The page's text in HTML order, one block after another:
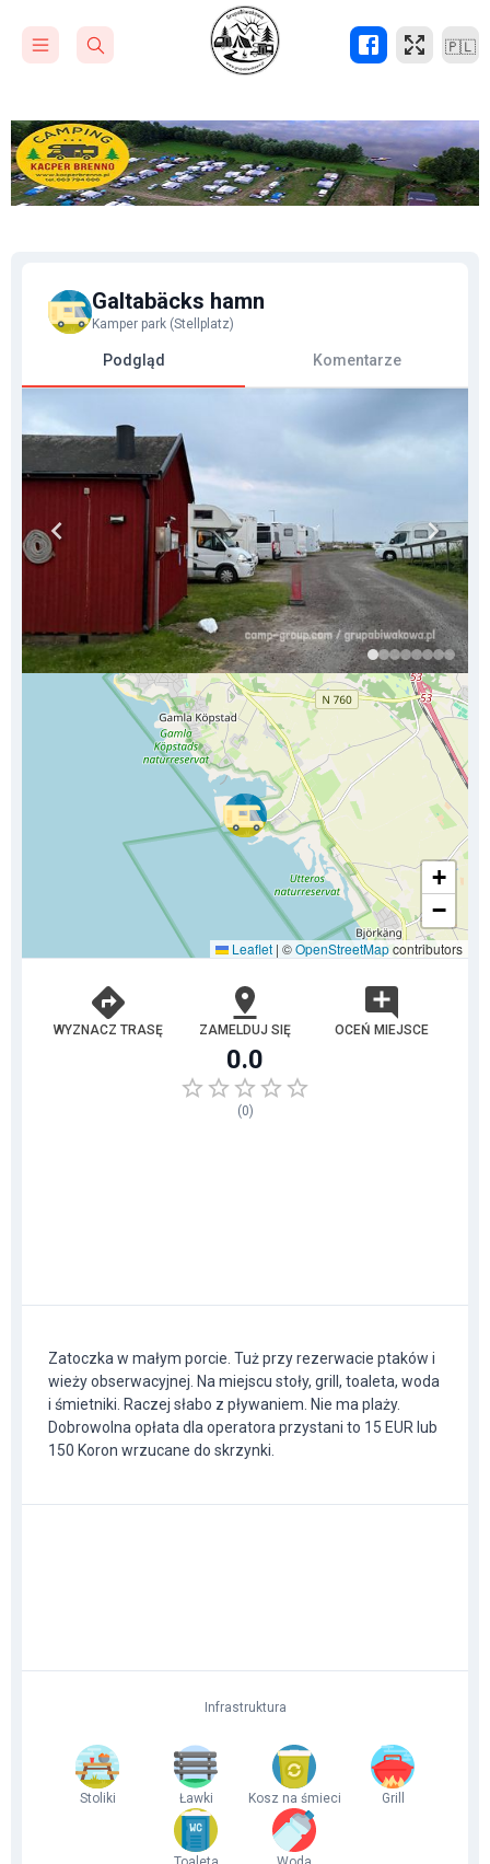
🇵🇱
Galtabäcks hamn
Kamper park (Stellplatz)
Podgląd Komentarze
+
−
Leaflet | ©OpenStreetMapcontributors
WYZNACZ TRASĘ ZAMELDUJ SIĘ OCEŃ MIEJSCE
0.0
(0)
Zatoczka w małym porcie. Tuż przy rezerwacie ptaków i
wieży obserwacyjnej. Na miejscu stoły, grill, toaleta, woda
i śmietniki. Raczej słabo z pływaniem. Nie ma plaży.
Dobrowolna opłata dla operatora przystani to 15 EUR lub
150 Koron wrzucane do skrzynki.
Infrastruktura
Stoliki Ławki Kosz na śmieci Grill